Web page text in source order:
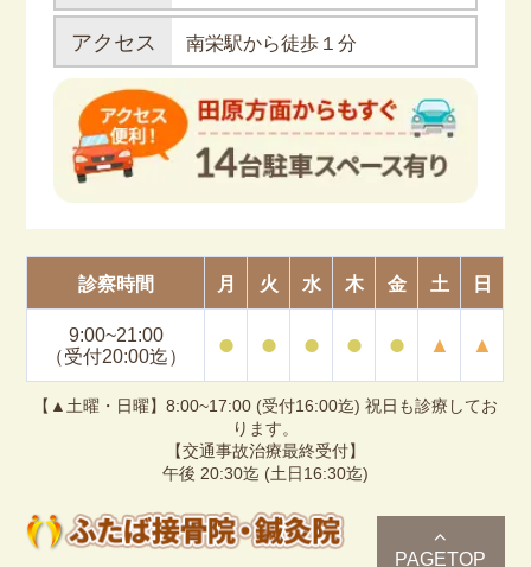
アクセス 南栄駅から徒歩１分
診察時間 月 火 水 木 金 土 日
9:00~21:00
（受付20:00迄）
⚫︎ ⚫︎ ⚫︎ ⚫︎ ⚫︎ ▲ ▲
【▲土曜・日曜】8:00~17:00 (受付16:00迄) 祝日も診療してお
ります。
【交通事故治療最終受付】
午後 20:30迄 (土日16:30迄)
PAGETOP